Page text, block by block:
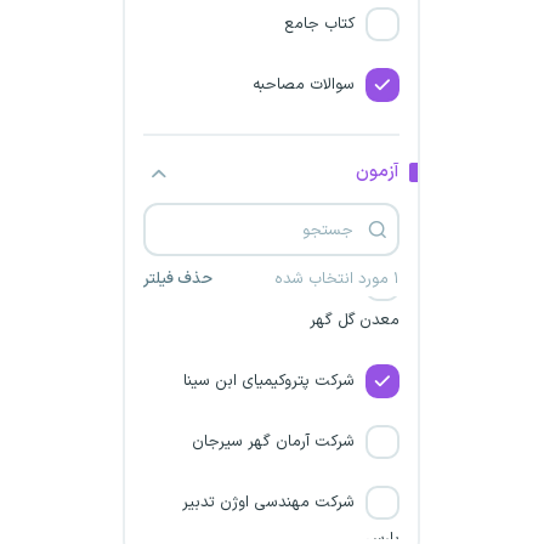
کتاب جامع
سوالات مصاحبه
آزمون
۱ مورد انتخاب شده حذف فیلتر
پاسارگاد
گروه ملی صنعتی فولاد ایران
شرکت نظم آوران صنعت و
معدن گل گهر
شرکت پتروکیمیای ابن سینا
شرکت آرمان گهر سیرجان
شرکت مهندسی اوژن تدبیر
پارس